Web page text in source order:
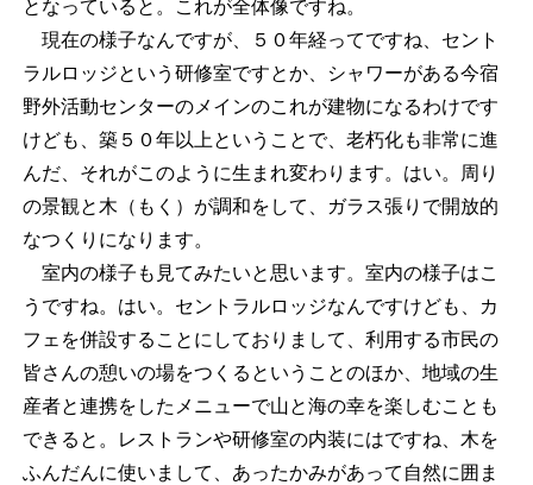
となっていると。これが全体像ですね。
現在の様子なんですが、５０年経ってですね、セント
ラルロッジという研修室ですとか、シャワーがある今宿
野外活動センターのメインのこれが建物になるわけです
けども、築５０年以上ということで、老朽化も非常に進
んだ、それがこのように生まれ変わります。はい。周り
の景観と木（もく）が調和をして、ガラス張りで開放的
なつくりになります。
室内の様子も見てみたいと思います。室内の様子はこ
うですね。はい。セントラルロッジなんですけども、カ
フェを併設することにしておりまして、利用する市民の
皆さんの憩いの場をつくるということのほか、地域の生
産者と連携をしたメニューで山と海の幸を楽しむことも
できると。レストランや研修室の内装にはですね、木を
ふんだんに使いまして、あったかみがあって自然に囲ま